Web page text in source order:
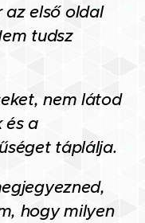
az első oldal
tudsz
nem látod
és a
táplálja.
hogy milyen